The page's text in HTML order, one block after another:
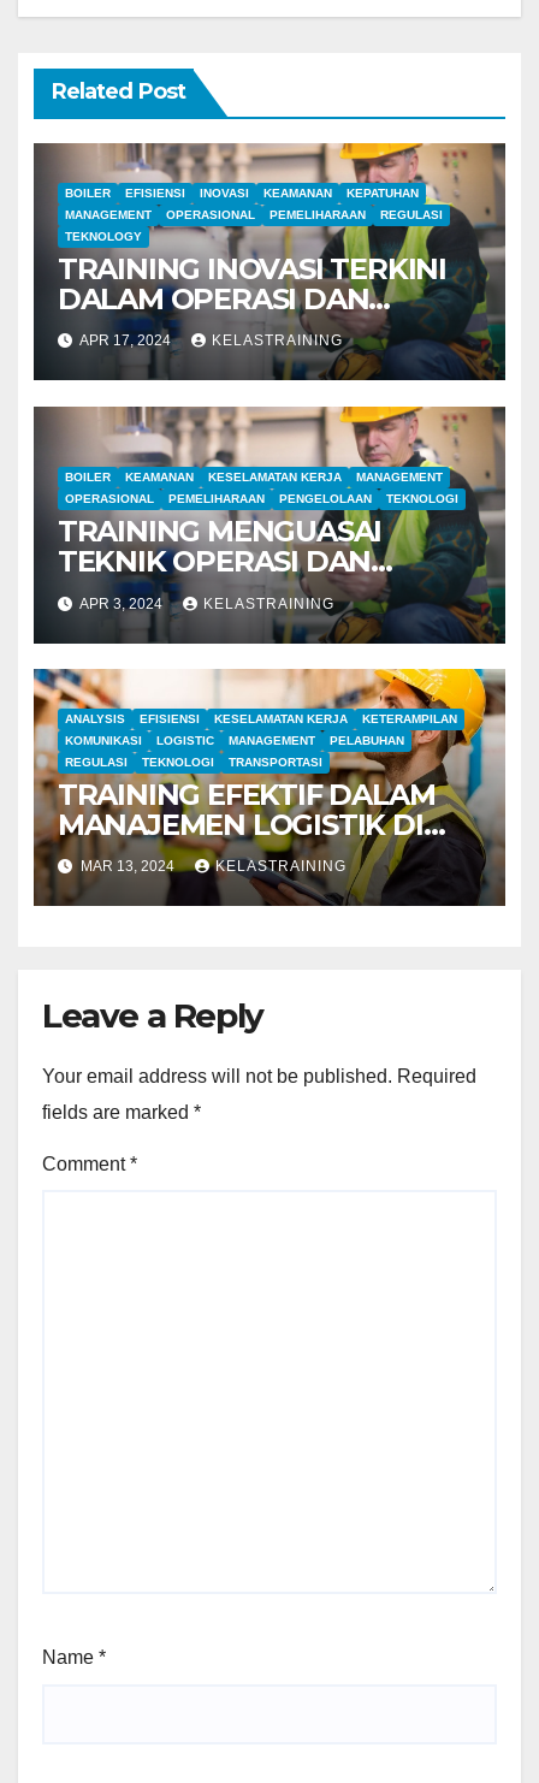
Related Post
BOILER EFISIENSI INOVASI KEAMANAN
KEPATUHAN
MANAGEMENT
OPERASIONAL PEMELIHARAAN
REGULASI
TEKNOLOGY
TRAINING INOVASI TERKINI
DALAM OPERASI DAN
MANAJEMEN PABRIK BOILER
APR 17, 2024 KELASTRAINING
BOILER KEAMANAN KESELAMATAN KERJA
MANAGEMENT
OPERASIONAL
PEMELIHARAAN PENGELOLAAN TEKNOLOGI
TRAINING MENGUASAI
TEKNIK OPERASI DAN
MANAJEMEN PABRIK BOILER
APR 3, 2024 KELASTRAINING
ANALYSIS EFISIENSI KESELAMATAN KERJA
KETERAMPILAN
KOMUNIKASI
LOGISTIC MANAGEMENT
PELABUHAN
REGULASI
TEKNOLOGI TRANSPORTASI
TRAINING EFEKTIF DALAM
MANAJEMEN LOGISTIK DI
LINGKUNGAN PELABUHAN
MAR 13, 2024 KELASTRAINING
Leave a Reply
Your email address will not be published. Required
fields are marked *
Comment*
Name *